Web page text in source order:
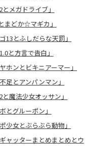
メガドライブ」
まどか☆マギカ」
13とふしだらな天罰」
と方言で告白」
ンとビキニアーマー」
足とアンパンマン」
魔法少女オッサン」
とグルーポン」
少女とぶらぶら動物」
ャッターまとめまとめとウ